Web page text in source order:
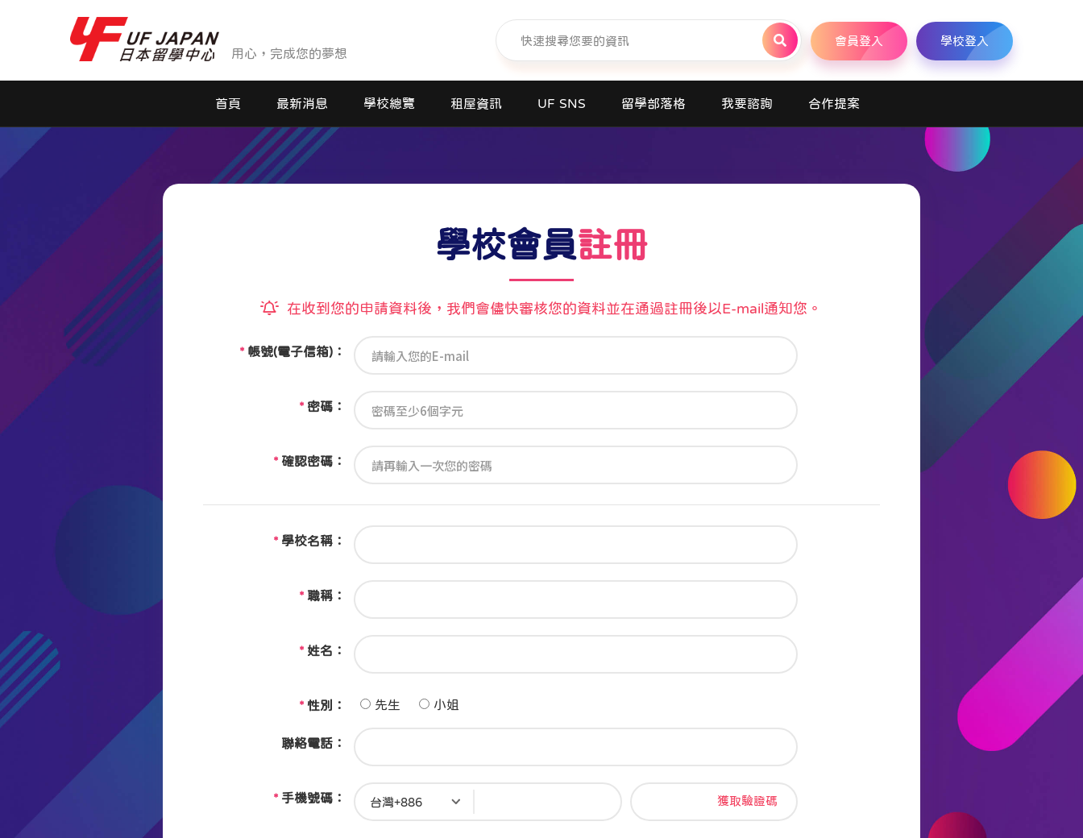
用心，完成您的夢想
會員登入 學校登入
首頁 最新消息
最新消息
活動花絮
學校總覽
研究所
商業日文課程
線上課程
寒暑假遊學套裝課程
打工度假
租屋資訊 UF SNS 留學部落格 我要諮詢 合作提案
學校會員註冊
在收到您的申請資料後，我們會儘快審核您的資料並在通過註冊後以E-mail通知您。
* 帳號(電子信箱)：
* 密碼：
* 確認密碼：
* 學校名稱：
* 職稱：
* 姓名：
* 性別： 先生 小姐
聯絡電話：
* 手機號碼： 獲取驗證碼